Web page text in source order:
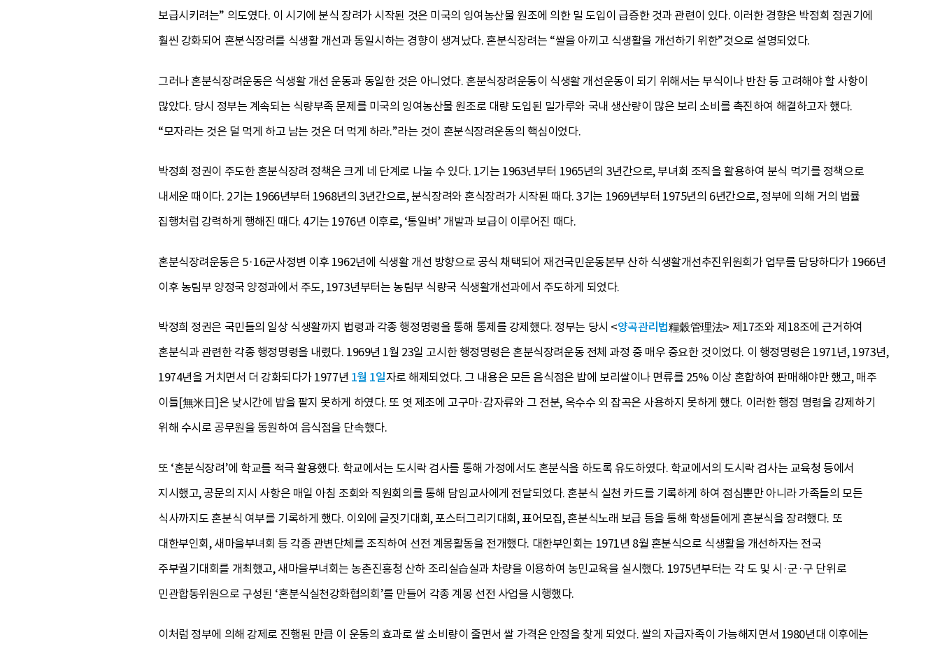
보급시키려는” 의도였다. 이 시기에 분식 장려가 시작된 것은 미국의 잉여농산물 원조에 의한 밀 도입이 급증한 것과 관련이 있다. 이러한 경향은 박정희 정권기에
훨씬 강화되어 혼분식장려를 식생활 개선과 동일시하는 경향이 생겨났다. 혼분식장려는 “쌀을 아끼고 식생활을 개선하기 위한”것으로 설명되었다.
그러나 혼분식장려운동은 식생활 개선 운동과 동일한 것은 아니었다. 혼분식장려운동이 식생활 개선운동이 되기 위해서는 부식이나 반찬 등 고려해야 할 사항이
많았다. 당시 정부는 계속되는 식량부족 문제를 미국의 잉여농산물 원조로 대량 도입된 밀가루와 국내 생산량이 많은 보리 소비를 촉진하여 해결하고자 했다.
“모자라는 것은 덜 먹게 하고 남는 것은 더 먹게 하라.”라는 것이 혼분식장려운동의 핵심이었다.
박정희 정권이 주도한 혼분식장려 정책은 크게 네 단계로 나눌 수 있다. 1기는 1963년부터 1965년의 3년간으로, 부녀회 조직을 활용하여 분식 먹기를 정책으로
내세운 때이다. 2기는 1966년부터 1968년의 3년간으로, 분식장려와 혼식장려가 시작된 때다. 3기는 1969년부터 1975년의 6년간으로, 정부에 의해 거의 법률
집행처럼 강력하게 행해진 때다. 4기는 1976년 이후로, ‘통일벼’ 개발과 보급이 이루어진 때다.
혼분식장려운동은 5·16군사정변 이후 1962년에 식생활 개선 방향으로 공식 채택되어 재건국민운동본부 산하 식생활개선추진위원회가 업무를 담당하다가 1966년
이후 농림부 양정국 양정과에서 주도, 1973년부터는 농림부 식량국 식생활개선과에서 주도하게 되었다.
박정희 정권은 국민들의 일상 식생활까지 법령과 각종 행정명령을 통해 통제를 강제했다. 정부는 당시 <양곡관리법糧穀管理法> 제17조와 제18조에 근거하여
혼분식과 관련한 각종 행정명령을 내렸다. 1969년 1월 23일 고시한 행정명령은 혼분식장려운동 전체 과정 중 매우 중요한 것이었다. 이 행정명령은 1971년, 1973년,
1974년을 거치면서 더 강화되다가 1977년 1월 1일자로 해제되었다. 그 내용은 모든 음식점은 밥에 보리쌀이나 면류를 25% 이상 혼합하여 판매해야만 했고, 매주
이틀[無米日]은 낮시간에 밥을 팔지 못하게 하였다. 또 엿 제조에 고구마·감자류와 그 전분, 옥수수 외 잡곡은 사용하지 못하게 했다. 이러한 행정 명령을 강제하기
위해 수시로 공무원을 동원하여 음식점을 단속했다.
또 ‘혼분식장려’에 학교를 적극 활용했다. 학교에서는 도시락 검사를 통해 가정에서도 혼분식을 하도록 유도하였다. 학교에서의 도시락 검사는 교육청 등에서
지시했고, 공문의 지시 사항은 매일 아침 조회와 직원회의를 통해 담임교사에게 전달되었다. 혼분식 실천 카드를 기록하게 하여 점심뿐만 아니라 가족들의 모든
식사까지도 혼분식 여부를 기록하게 했다. 이외에 글짓기대회, 포스터그리기대회, 표어모집, 혼분식노래 보급 등을 통해 학생들에게 혼분식을 장려했다. 또
대한부인회, 새마을부녀회 등 각종 관변단체를 조직하여 선전 계몽활동을 전개했다. 대한부인회는 1971년 8월 혼분식으로 식생활을 개선하자는 전국
주부궐기대회를 개최했고, 새마을부녀회는 농촌진흥청 산하 조리실습실과 차량을 이용하여 농민교육을 실시했다. 1975년부터는 각 도 및 시·군·구 단위로
민관합동위원으로 구성된 ‘혼분식실천강화협의회’를 만들어 각종 계몽 선전 사업을 시행했다.
이처럼 정부에 의해 강제로 진행된 만큼 이 운동의 효과로 쌀 소비량이 줄면서 쌀 가격은 안정을 찾게 되었다. 쌀의 자급자족이 가능해지면서 1980년대 이후에는